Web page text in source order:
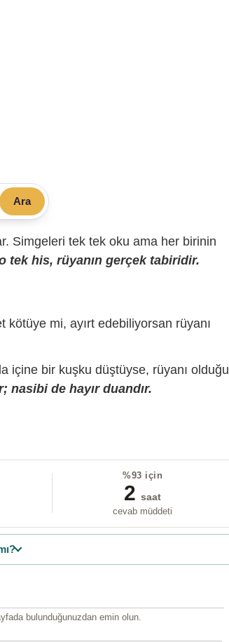
Ara
Simgeleri tek tek oku ama her birinin
tek his, rüyanın gerçek tabiridir.
mi, ayırt edebiliyorsan rüyanı
içine bir kuşku düştüyse, rüyanı olduğu
de hayır duandır.
%93 için
2 saat
cevab müddeti
bulunduğunuzdan emin olun.